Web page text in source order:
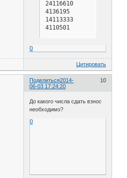
0
Цитировать
Поделиться 10
2014-
06-03 17:24:20
До какого числа сдать взнос
необходимо?
0